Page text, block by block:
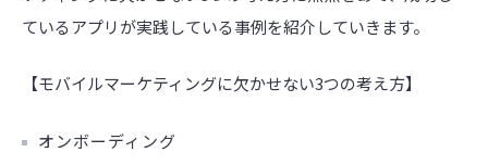
ているアプリが実践している事例を紹介していきます。
【モバイルマーケティングに欠かせない3つの考え方】
オンボーディング